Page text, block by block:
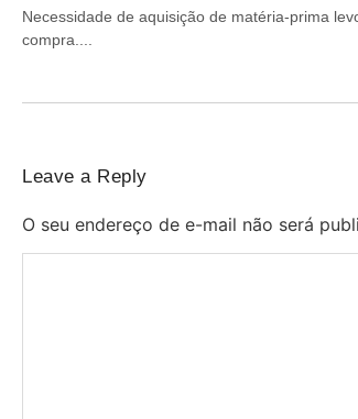
Necessidade de aquisição de matéria-prima
compra....
Leave a Reply
O seu endereço de e-mail não será